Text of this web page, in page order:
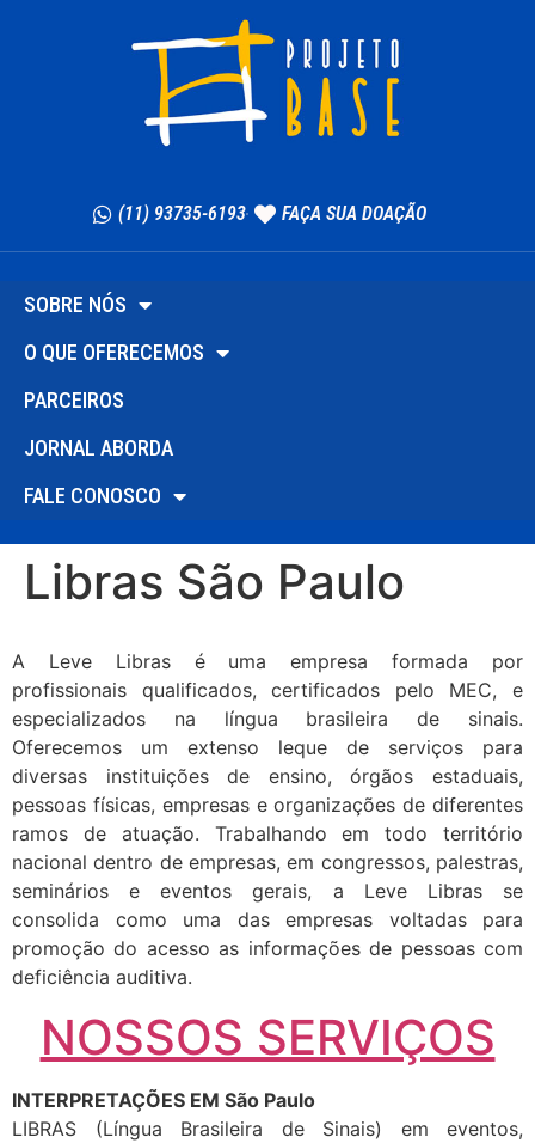
(11) 93735-6193 FAÇA SUA DOAÇÃO
SOBRE NÓS
O QUE OFERECEMOS
PARCEIROS
JORNAL ABORDA
FALE CONOSCO
Libras São Paulo
A Leve Libras é uma empresa formada por
profissionais qualificados, certificados pelo MEC, e
especializados na língua brasileira de sinais.
Oferecemos um extenso leque de serviços para
diversas instituições de ensino, órgãos estaduais,
pessoas físicas, empresas e organizações de diferentes
ramos de atuação. Trabalhando em todo território
nacional dentro de empresas, em congressos, palestras,
seminários e eventos gerais, a Leve Libras se
consolida como uma das empresas voltadas para
promoção do acesso as informações de pessoas com
deficiência auditiva.
NOSSOS SERVIÇOS
INTERPRETAÇÕES EM São Paulo
LIBRAS (Língua Brasileira de Sinais) em eventos,